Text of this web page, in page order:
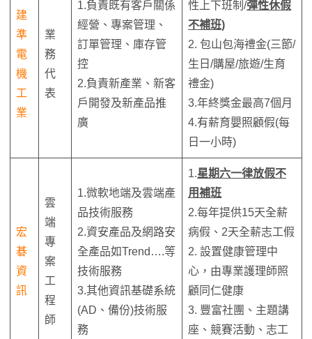
建
準
電
機
工
業
業
務
代
表
1.負責既有客戶關係
經營、專案管理、
訂單管理、庫存管
控
2.負責新產業、新客
戶開發及新產品推
廣
性上下班制/彈性休假
不補班)
2. 包山包海禮金(三節/
生日/購屋/旅遊/生育
禮金)
3.年終獎金最高7個月
4.有薪育嬰照顧假(每
日一小時)
宏
碁
資
訊
雲
端
專
案
工
程
師
1.微軟地端及雲端產
品技術服務
2.資安產品及網路安
全產品如Trend….等
技術服務
3.其他資訊基礎系統
(AD、備份)技術服
務
1.星期六一律放假不
用補班
2.每年提供15天全薪
病假、2天全薪志工假
2. 設置健康管理中
心，由專業護理師照
顧同仁健康
3. 豐富社團、主題講
座、競賽活動、志工